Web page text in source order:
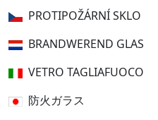
PROTIPOŽÁRNÍ SKLO
BRANDWEREND GLAS
VETRO TAGLIAFUOCO
防火ガラス